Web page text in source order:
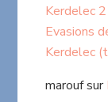
Kerdelec
Evasions
Kerdelec
maroufsur